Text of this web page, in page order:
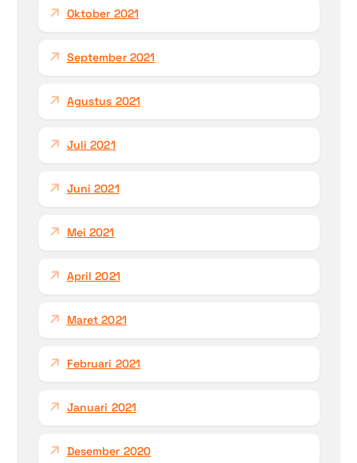
Oktober 2021
September 2021
Agustus 2021
Juli 2021
Juni 2021
Mei 2021
April 2021
Maret 2021
Februari 2021
Januari 2021
Desember 2020